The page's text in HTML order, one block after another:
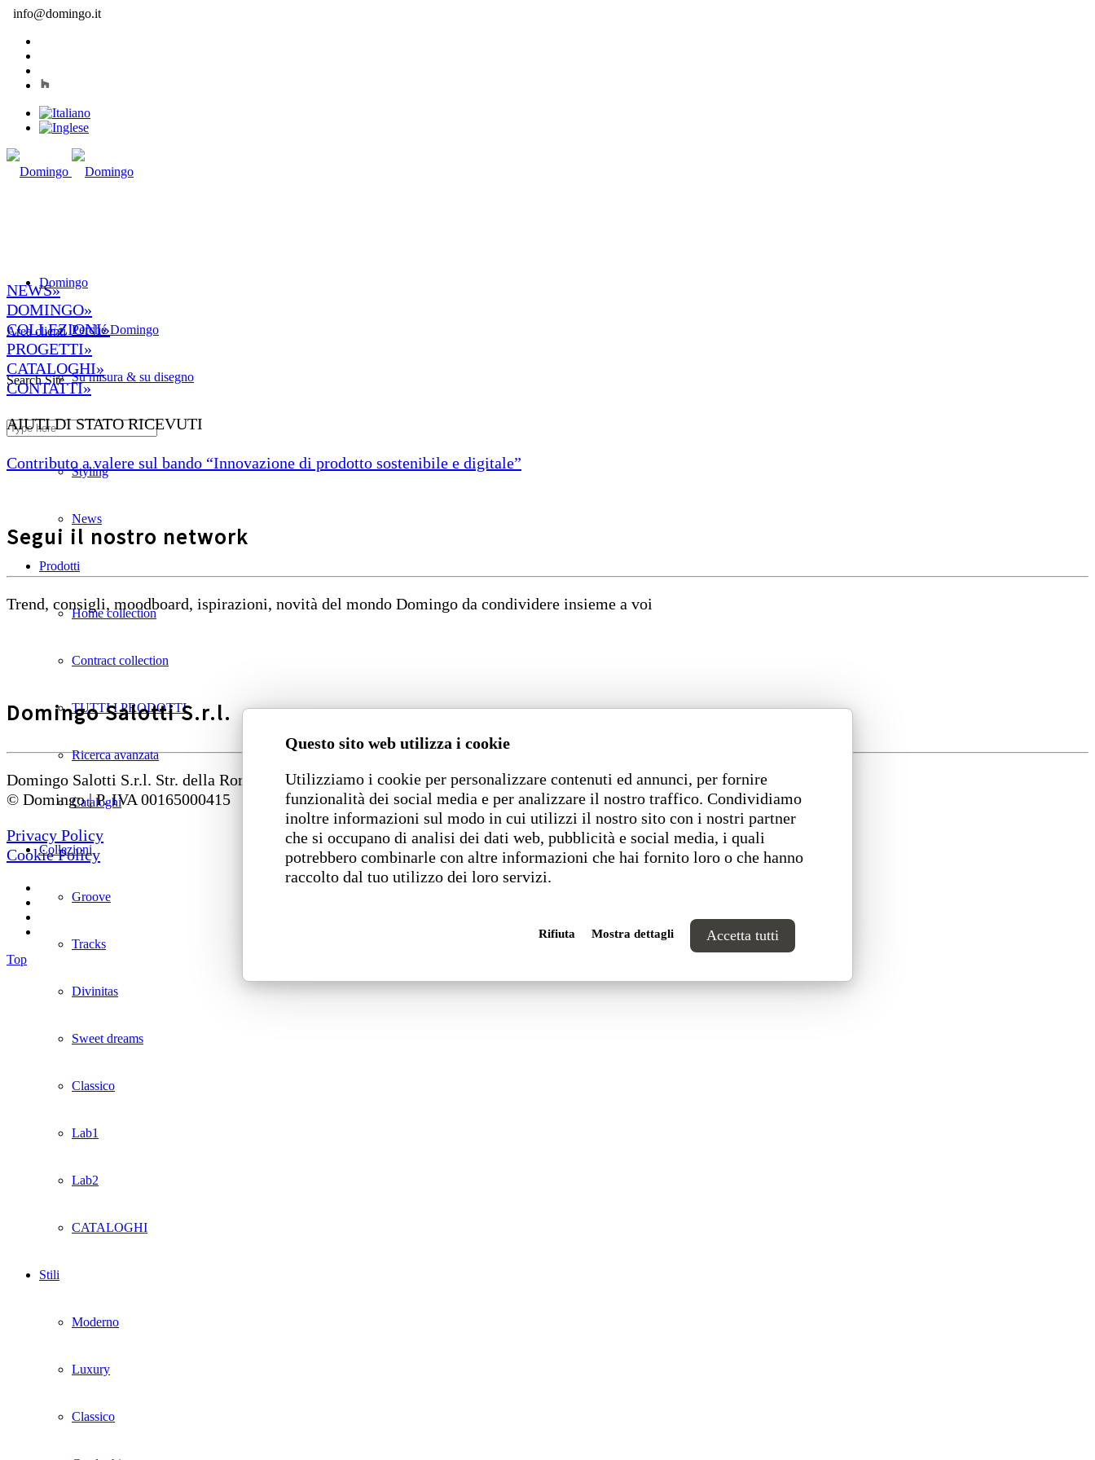
Questo sito web utilizza i cookie
Utilizziamo i cookie per personalizzare contenuti ed annunci, per fornire
funzionalità dei social media e per analizzare il nostro traffico. Condividiamo
inoltre informazioni sul modo in cui utilizzi il nostro sito con i nostri partner
che si occupano di analisi dei dati web, pubblicità e social media, i quali
potrebbero combinarle con altre informazioni che hai fornito loro o che hanno
raccolto dal tuo utilizzo dei loro servizi.
Rifiuta Mostra dettagli Accetta tutti
info@domingo.it
Domingo
Perché Domingo
Su misura & su disegno
Divani ignifughi
Styling
News
Prodotti
Home collection
Contract collection
TUTTI I PRODOTTI
Ricerca avanzata
Cataloghi
Collezioni
Groove
Tracks
Divinitas
Sweet dreams
Classico
Lab1
Lab2
CATALOGHI
Stili
Moderno
Luxury
Classico
Area clienti
Search Site
NEWS»
DOMINGO»
COLLEZIONI»
PROGETTI»
CATALOGHI»
CONTATTI»
AIUTI DI STATO RICEVUTI
Contributo a valere sul bando “Innovazione di prodotto sostenibile e digitale”
Segui il nostro network
Trend, consigli, moodboard, ispirazioni, novità del mondo Domingo da condividere insieme a voi
Domingo Salotti S.r.l.
Domingo Salotti S.r.l. Str. della Romagna, 285 – 61121 Pesaro (PU) Italia
© Domingo | P. IVA 00165000415
Privacy Policy
Cookie Policy
Top